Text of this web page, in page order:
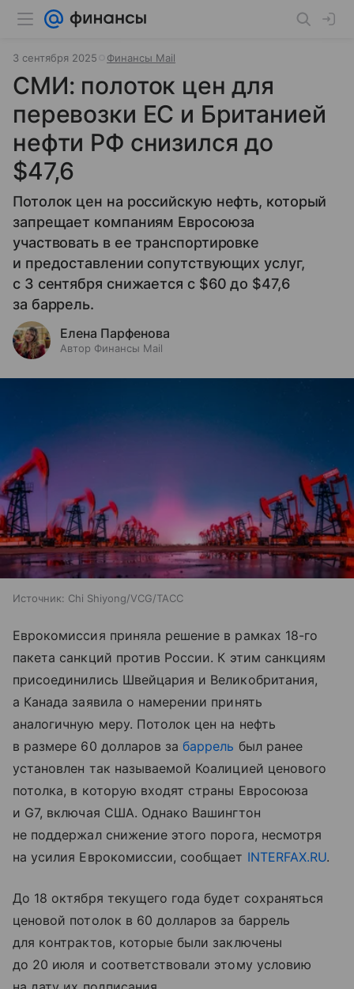
3 сентября 2025 Финансы Mail
СМИ: полоток цен для
перевозки ЕС и Британией
нефти РФ снизился до
$47,6
Потолок цен на российскую нефть, который
запрещает компаниям Евросоюза
участвовать в ее транспортировке
и предоставлении сопутствующих услуг,
с 3 сентября снижается с $60 до $47,6
за баррель.
Елена Парфенова
Автор Финансы Mail
Источник: Chi Shiyong/VCG/ТАСС
Еврокомиссия приняла решение в рамках 18-го
пакета санкций против России. К этим санкциям
присоединились Швейцария и Великобритания,
а Канада заявила о намерении принять
аналогичную меру. Потолок цен на нефть
в размере 60 долларов забаррель был ранее
установлен так называемой Коалицией ценового
потолка, в которую входят страны Евросоюза
и G7, включая США. Однако Вашингтон
не поддержал снижение этого порога, несмотря
на усилия Еврокомиссии, сообщает INTERFAX.RU.
До 18 октября текущего года будет сохраняться
ценовой потолок в 60 долларов за баррель
для контрактов, которые были заключены
до 20 июля и соответствовали этому условию